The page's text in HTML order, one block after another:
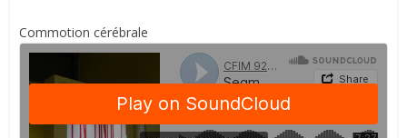
Commotion cérébrale